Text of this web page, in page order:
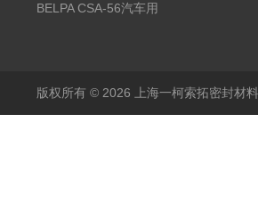
无石棉金属增强密封垫
BELPA CSA-56汽车用
版权所有 © 2026 上海一柯索拓密封材